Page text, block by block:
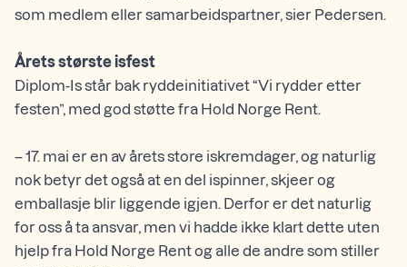
som medlem eller samarbeidspartner, sier Pedersen.
Årets største isfest
Diplom-Is står bak ryddeinitiativet “Vi rydder etter
festen”, med god støtte fra Hold Norge Rent.
– 17. mai er en av årets store iskremdager, og naturlig
nok betyr det også at en del ispinner, skjeer og
emballasje blir liggende igjen. Derfor er det naturlig
for oss å ta ansvar, men vi hadde ikke klart dette uten
hjelp fra Hold Norge Rent og alle de andre som stiller